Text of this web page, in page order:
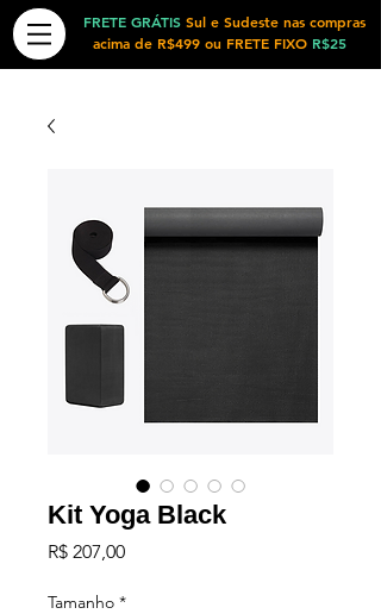
FRETE GRÁTISSul e Sudeste nas compras
acima de R$499 ou FRETE FIXO R$25
Kit Yoga Black
R$ 207,00Preço
Tamanho *